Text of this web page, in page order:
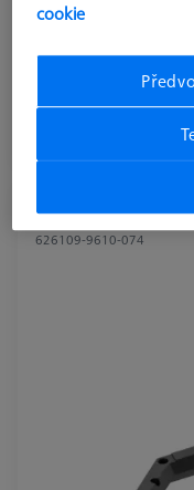
materiál
bez DPH
Horní část
626109-9610-074
cookie